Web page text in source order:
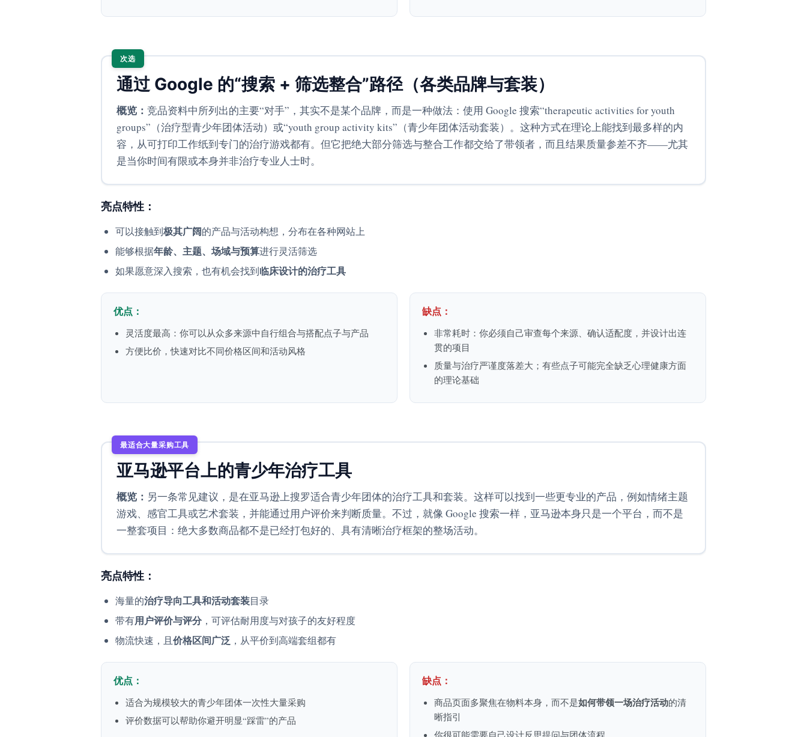
次选
通过 Google 的“搜索 + 筛选整合”路径（各类品牌与套装）
概览： 竞品资料中所列出的主要“对手”，其实不是某个品牌，而是一种做法：使用 Google 搜索“therapeutic activities for youth
groups”（治疗型青少年团体活动）或“youth group activity kits”（青少年团体活动套装）。这种方式在理论上能找到最多样的内
容，从可打印工作纸到专门的治疗游戏都有。但它把绝大部分筛选与整合工作都交给了带领者，而且结果质量参差不齐——尤其
是当你时间有限或本身并非治疗专业人士时。
亮点特性：
可以接触到极其广阔的产品与活动构想，分布在各种网站上
能够根据年龄、主题、场域与预算进行灵活筛选
如果愿意深入搜索，也有机会找到临床设计的治疗工具
优点：
灵活度最高：你可以从众多来源中自行组合与搭配点子与产品
方便比价，快速对比不同价格区间和活动风格
缺点：
非常耗时：你必须自己审查每个来源、确认适配度，并设计出连
贯的项目
质量与治疗严谨度落差大；有些点子可能完全缺乏心理健康方面
的理论基础
最适合大量采购工具
亚马逊平台上的青少年治疗工具
概览： 另一条常见建议，是在亚马逊上搜罗适合青少年团体的治疗工具和套装。这样可以找到一些更专业的产品，例如情绪主题
游戏、感官工具或艺术套装，并能通过用户评价来判断质量。不过，就像 Google 搜索一样，亚马逊本身只是一个平台，而不是
一整套项目：绝大多数商品都不是已经打包好的、具有清晰治疗框架的整场活动。
亮点特性：
海量的治疗导向工具和活动套装目录
带有用户评价与评分，可评估耐用度与对孩子的友好程度
物流快速，且价格区间广泛 ，从平价到高端套组都有
优点：
适合为规模较大的青少年团体一次性大量采购
评价数据可以帮助你避开明显“踩雷”的产品
缺点：
商品页面多聚焦在物料本身，而不是如何带领一场治疗活动的清
晰指引
你很可能需要自己设计反思提问与团体流程